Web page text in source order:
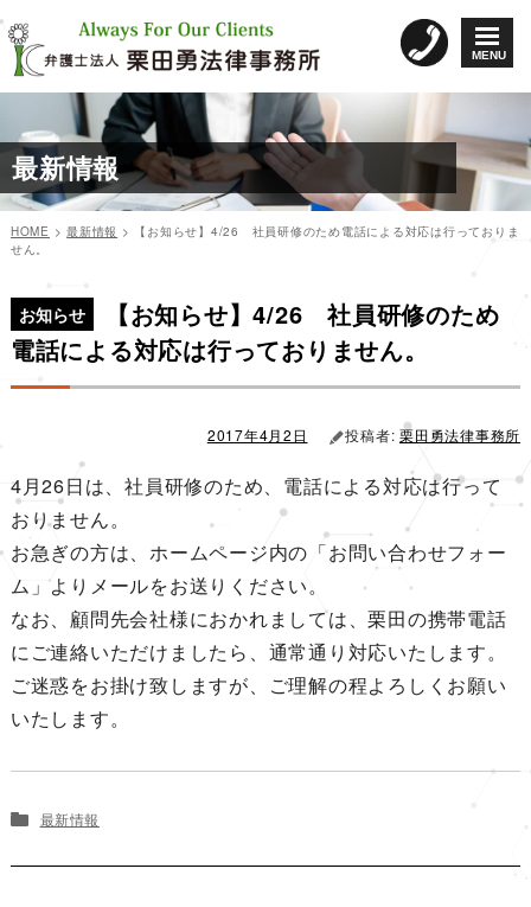
MENU
ン
テ
ン
へ
ス
キ
ッ
プ
最新情報
HOME >最新情報 >
【お知らせ】4/26 社員研修のため電話による対応は行っておりま
せん。
お知らせ
【お知らせ】4/26 社員研修のため
電話による対応は行っておりません。
日:
2017年4月2日 投稿者:栗田勇法律事務所
4月26日は、社員研修のため、電話による対応は行って
おりません。
お急ぎの方は、ホームページ内の「お問い合わせフォー
ム」よりメールをお送りください。
なお、顧問先会社様におかれましては、栗田の携帯電話
にご連絡いただけましたら、通常通り対応いたします。
ご迷惑をお掛け致しますが、ご理解の程よろしくお願い
いたします。
ゴ
リ
ー
最新情報
稿
ナ
ビ
ョ
ン